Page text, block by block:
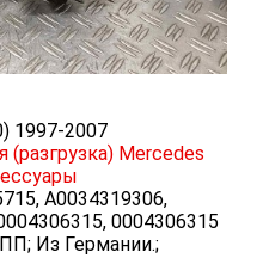
1997-2007
(разгрузка) Mercedes
A0034319306,
0004306315
Из Германии.;